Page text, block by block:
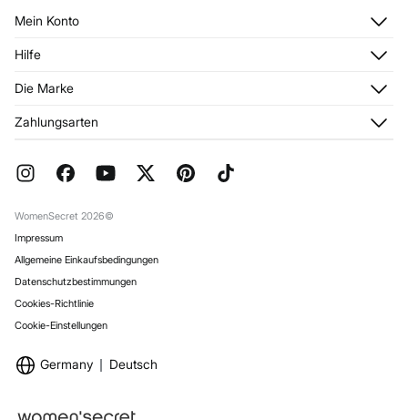
Mein Konto
Meine Adressen
Hilfe
Aktuelle Rabattaktionen
Geschenkverpackung
Die Marke
Franchise
Jobangebote
Zahlungsarten
WomenSecret 2026©
Impressum
Allgemeine Einkaufsbedingungen
Datenschutzbestimmungen
Cookies-Richtlinie
Cookie-Einstellungen
Germany Deutsch